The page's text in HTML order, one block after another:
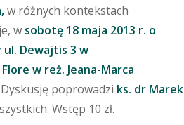
w różnych kontekstach
w sobotę 18 maja 2013 r. o
ul. Dewajtis 3 w
w reż. Jeana-Marca
poprowadzi ks. dr Marek
Wstęp 10 zł.